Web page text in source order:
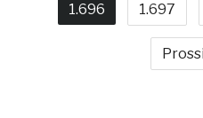
1.696 1.697